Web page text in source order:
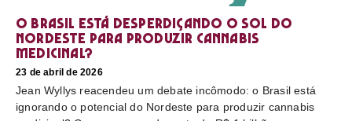
O Brasil está desperdiçando o sol do
nordeste para produzir cannabis
medicinal?
23 de abril de 2026
Jean Wyllys reacendeu um debate incômodo: o Brasil está
ignorando o potencial do Nordeste para produzir cannabis